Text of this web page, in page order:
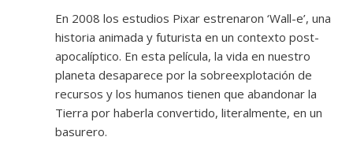
En 2008 los estudios Pixar estrenaron ‘Wall-e’, una
historia animada y futurista en un contexto post-
apocalíptico. En esta película, la vida en nuestro
planeta desaparece por la sobreexplotación de
recursos y los humanos tienen que abandonar la
Tierra por haberla convertido, literalmente, en un
basurero.